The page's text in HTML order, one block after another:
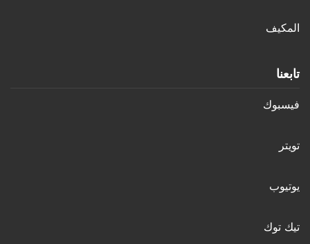
المكيف
تابعنا
فيسبوك
تويتر
يوتيوب
تيك توك